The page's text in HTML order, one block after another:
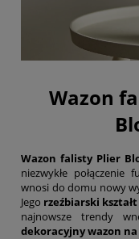
Wazon
Wazon falisty Plier
niezwykłe
wnosi do domu nowy
Jego rzeźbiarski
najnowsze trendy
dekoracyjny wazon